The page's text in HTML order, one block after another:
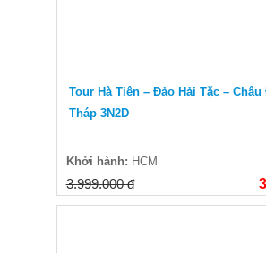
Tour Hà Tiên – Đảo Hải Tặc –
Tháp 3N2D
Khởi hành: HCM
3.999.000 đ